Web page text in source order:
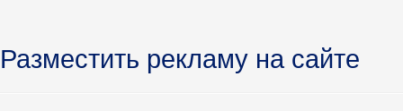
Разместить рекламу на сайте